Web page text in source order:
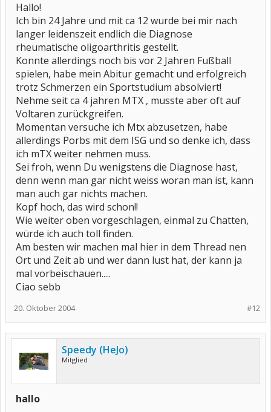
Hallo!
Ich bin 24 Jahre und mit ca 12 wurde bei mir nach
langer leidenszeit endlich die Diagnose
rheumatische oligoarthritis gestellt.
Konnte allerdings noch bis vor 2 Jahren Fußball
spielen, habe mein Abitur gemacht und erfolgreich
trotz Schmerzen ein Sportstudium absolviert!
Nehme seit ca 4 jahren MTX , musste aber oft auf
Voltaren zurückgreifen.
Momentan versuche ich Mtx abzusetzen, habe
allerdings Porbs mit dem ISG und so denke ich, dass
ich mTX weiter nehmen muss.
Sei froh, wenn Du wenigstens die Diagnose hast,
denn wenn man gar nicht weiss woran man ist, kann
man auch gar nichts machen.
Kopf hoch, das wird schon!!
Wie weiter oben vorgeschlagen, einmal zu Chatten,
würde ich auch toll finden.
Am besten wir machen mal hier in dem Thread nen
Ort und Zeit ab und wer dann lust hat, der kann ja
mal vorbeischauen.....
Ciao sebb
#12
20. Oktober 2004
Speedy (HeJo)
Mitglied
hallo